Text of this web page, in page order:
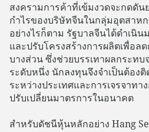
สงครามการค้าที่เข้มงวดจะกดดัน
กำไรของบริษัทจีนในกลุ่มอุตสาห
อย่างไรก็ตาม รัฐบาลจีนได้ดำเนิน
และปรับโครงสร้างการผลิตเพื่อล
บางส่วน ซึ่งช่วยบรรเทาผลกระท
ระดับหนึ่ง นักลงทุนจึงจำเป็นต้อง
ระหว่างประเทศและการเจรจาท
ปรับเปลี่ยนมาตรการในอนาคต
สำหรับดัชนีหุ้นหลักอย่าง Hang